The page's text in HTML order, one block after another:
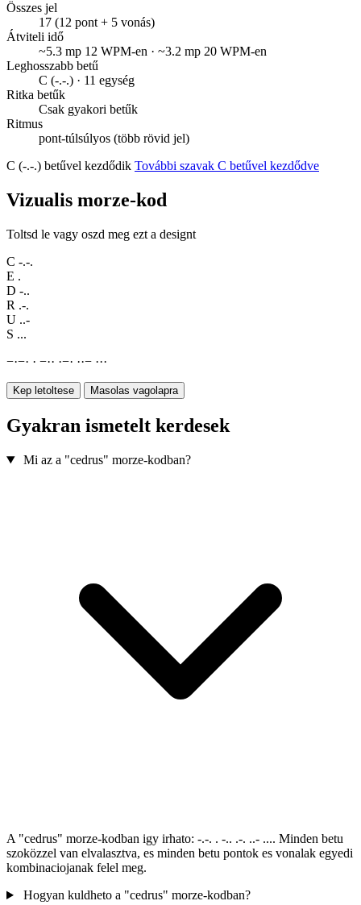
Összes jel
17 (12 pont + 5 vonás)
Átviteli idő
~5.3 mp 12 WPM-en · ~3.2 mp 20 WPM-en
Leghosszabb betű
C (-.-.) · 11 egység
Ritka betűk
Csak gyakori betűk
Ritmus
pont-túlsúlyos (több rövid jel)
C (-.-.) betűvel kezdődik További szavak C betűvel kezdődve
Vizualis morze-kod
Toltsd le vagy oszd meg ezt a designt
C -.-.
E .
D -..
R .-.
U ..-
S ...
−·−· · −·· ·−· ··− ···
Kep letoltese Masolas vagolapra
Gyakran ismetelt kerdesek
Mi az a "cedrus" morze-kodban?
A "cedrus" morze-kodban igy irhato: -.-. . -.. .-. ..- .... Minden betu
szoközzel van elvalasztva, es minden betu pontok es vonalak egyedi
kombinaciojanak felel meg.
Hogyan kuldheto a "cedrus" morze-kodban?